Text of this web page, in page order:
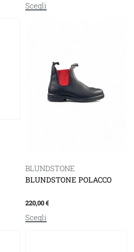
Scegli
BLUNDSTONE
BLUNDSTONE POLACCO
220,00€
Scegli